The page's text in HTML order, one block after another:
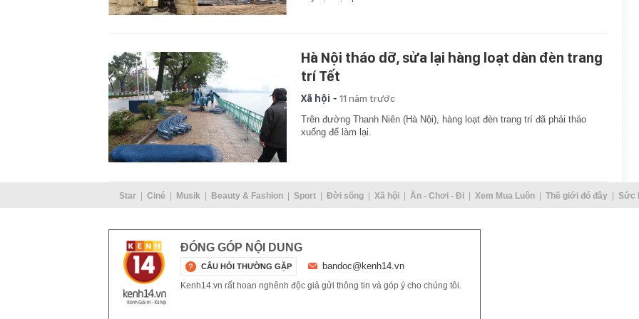
Hà Nội tháo dỡ, sửa lại hàng loạt dàn đèn trang
trí Tết
Xã hội - 11 năm trước
Trên đường Thanh Niên (Hà Nội), hàng loạt đèn trang trí đã phải tháo
xuống để làm lại.
Star Ciné Musik Beauty & Fashion Sport Đời sống Xã hội Ăn - Chơi - Đi Xem Mua Luôn Thế giới đó đây Sức
ĐÓNG GÓP NỘI DUNG
CÂU HỎI THƯỜNG GẶP bandoc@kenh14.vn
Kenh14.vn rất hoan nghênh độc giả gửi thông tin và góp ý cho chúng tôi.